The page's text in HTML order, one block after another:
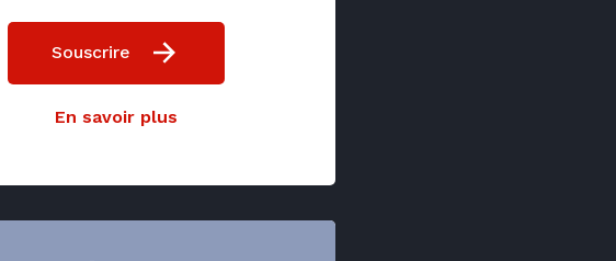
Souscrire
En savoir plus